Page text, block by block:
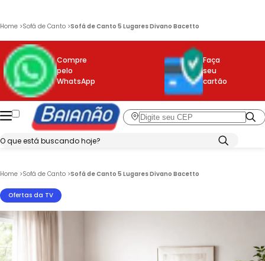
Home >Sofá de Canto >Sofá de Canto 5 Lugares Divano Bacetto
Compre
pelo
WhatsApp
Faça
seu
cartão
Home >Sofá de Canto >Sofá de Canto 5 Lugares Divano Bacetto
Ofertas da TV